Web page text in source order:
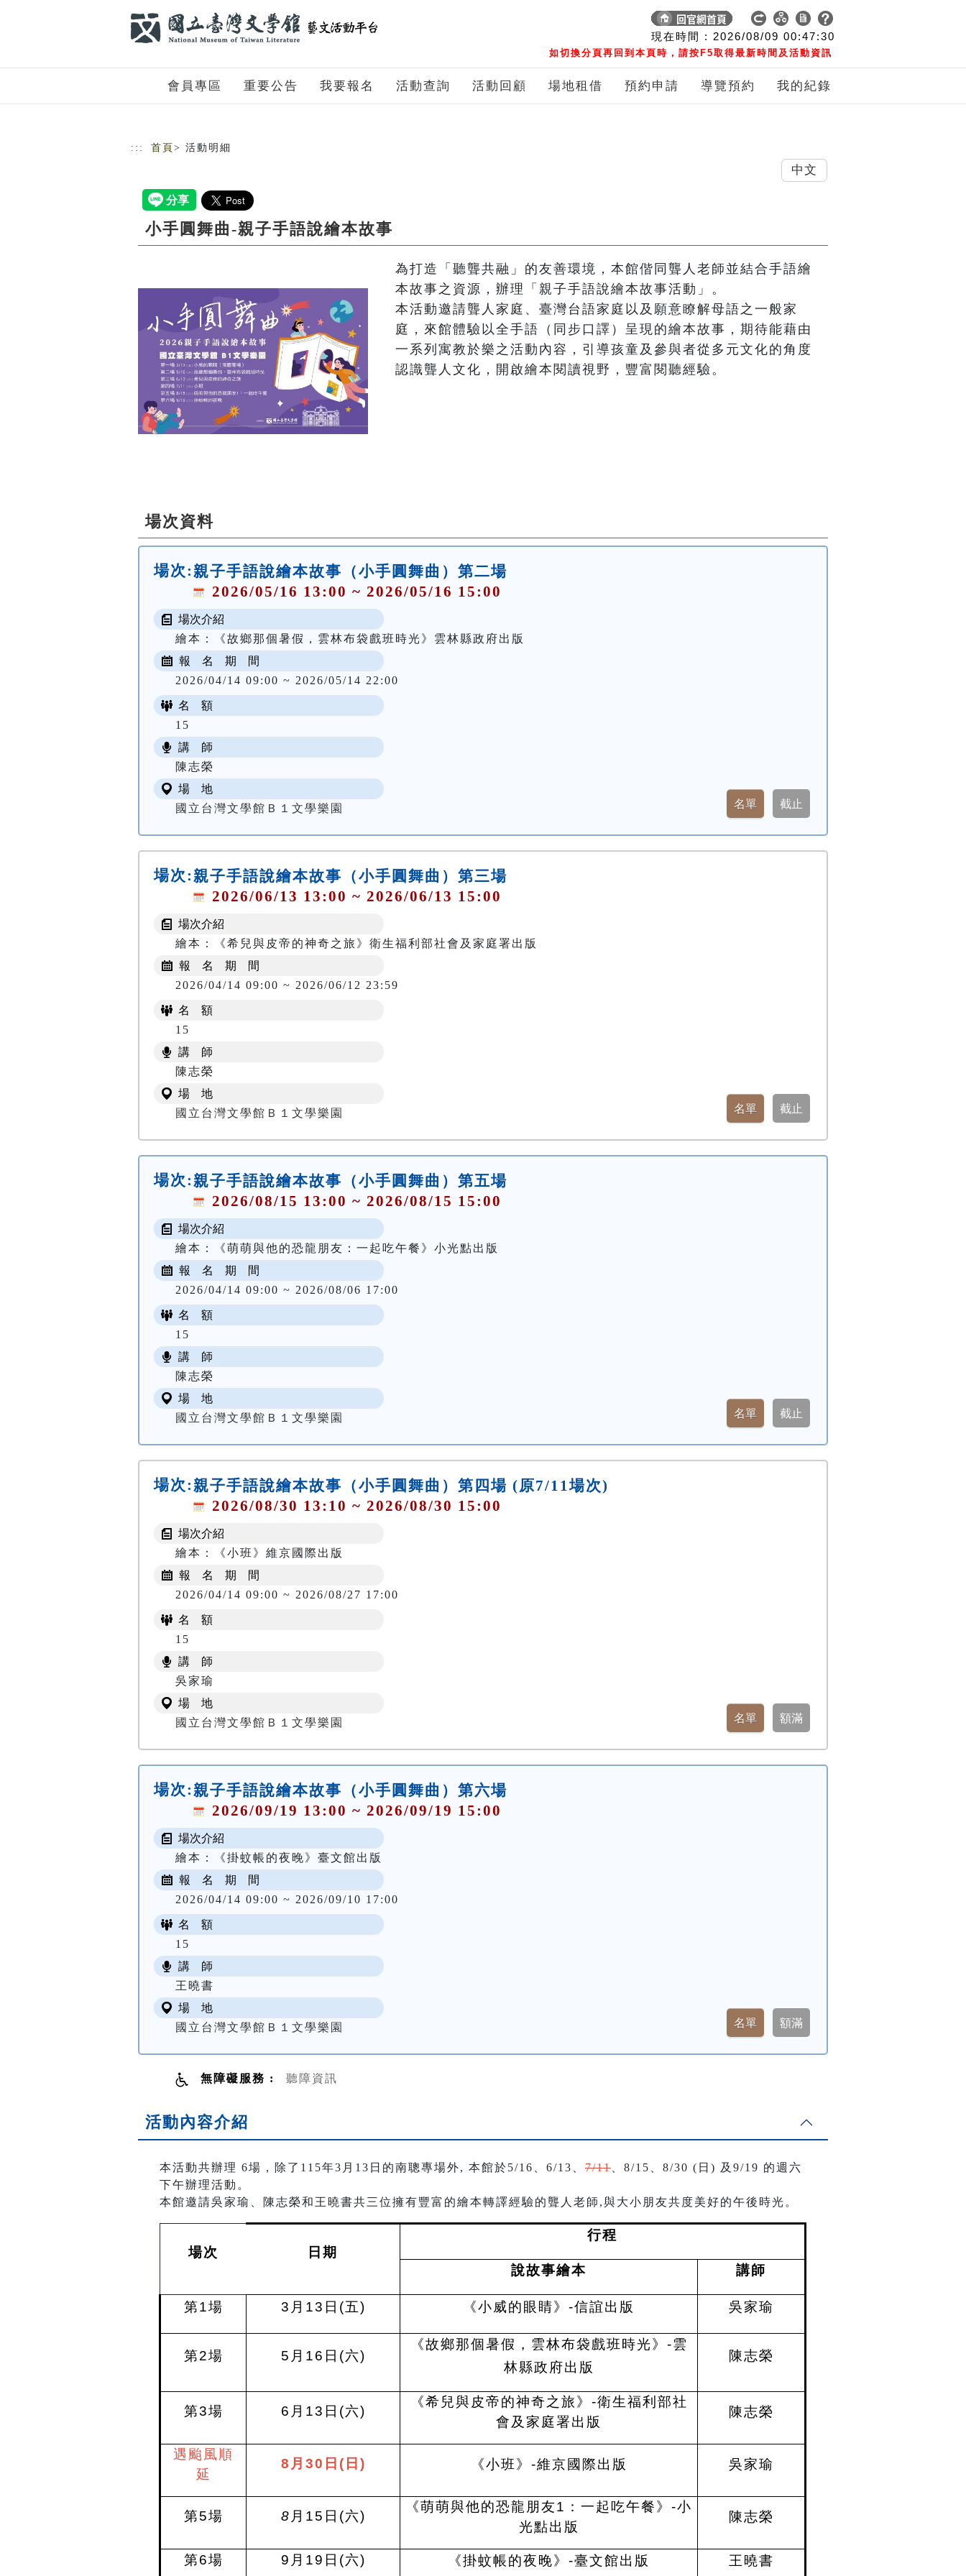
現在時間 : 2026/08/09 00:47:31
如切換分頁再回到本頁時，請按F5取得最新時間及活動資訊
會員專區 重要公告 我要報名 活動查詢 活動回顧 場地租借 預約申請 導覽預約 我的紀錄
::: 首頁 > 活動明細
小手圓舞曲-親子手語說繪本故事
為打造「聽聾共融」的友善環境，本館偕同聾人老師並結合手語繪
本故事之資源，辦理「親子手語說繪本故事活動」。
本活動邀請聾人家庭、臺灣台語家庭以及願意瞭解母語之一般家
庭，來館體驗以全手語（同步口譯）呈現的繪本故事，期待能藉由
一系列寓教於樂之活動內容，引導孩童及參與者從多元文化的角度
場次資料
場次: 親子手語說繪本故事（小手圓舞曲）第二場
2026/05/16 13:00 ~ 2026/05/16 15:00
場次介紹
繪本：《故鄉那個暑假，雲林布袋戲班時光》雲林縣政府出版
報 名 期 間
2026/04/14 09:00 ~ 2026/05/14 22:00
名 額
15
講 師
陳志榮
場 地
國立台灣文學館Ｂ１文學樂園
場次: 親子手語說繪本故事（小手圓舞曲）第三場
2026/06/13 13:00 ~ 2026/06/13 15:00
場次介紹
繪本：《希兒與皮帝的神奇之旅》衛生福利部社會及家庭署出版
報 名 期 間
2026/04/14 09:00 ~ 2026/06/12 23:59
名 額
15
講 師
陳志榮
場 地
國立台灣文學館Ｂ１文學樂園
場次: 親子手語說繪本故事（小手圓舞曲）第五場
2026/08/15 13:00 ~ 2026/08/15 15:00
場次介紹
繪本：《萌萌與他的恐龍朋友：一起吃午餐》小光點出版
報 名 期 間
2026/04/14 09:00 ~ 2026/08/06 17:00
名 額
15
講 師
陳志榮
場 地
國立台灣文學館Ｂ１文學樂園
場次: 親子手語說繪本故事（小手圓舞曲）第四場 (原7/11場次)
2026/08/30 13:10 ~ 2026/08/30 15:00
場次介紹
繪本：《小班》維京國際出版
報 名 期 間
2026/04/14 09:00 ~ 2026/08/27 17:00
名 額
15
講 師
吳家瑜
場 地
國立台灣文學館Ｂ１文學樂園
場次: 親子手語說繪本故事（小手圓舞曲）第六場
2026/09/19 13:00 ~ 2026/09/19 15:00
場次介紹
繪本：《掛蚊帳的夜晚》臺文館出版
報 名 期 間
2026/04/14 09:00 ~ 2026/09/10 17:00
名 額
15
講 師
王曉書
場 地
國立台灣文學館Ｂ１文學樂園
無障礙服務 : 聽障資訊
活動內容介紹
本活動共辦理 6場，除了115年3月13日的南聰專場外, 本館於5/16、6/13、 7/11 、8/15、8/30 (日) 及9/19 的週六
下午辦理活動。
本館邀請吳家瑜、陳志榮和王曉書共三位擁有豐富的繪本轉譯經驗的聾人老師,與大小朋友共度美好的午後時光。
場次 日期
行程
說故事繪本 講師
第1場 3 月13日(五) 《小威的眼睛》-信誼出版 吳家瑜
第2場 5 月16日(六)
《故鄉那個暑假，雲林布袋戲班時光》-雲
林縣政府出版
陳志榮
第3場 6 月13日(六)
《希兒與皮帝的神奇之旅》-衛生福利部社
會及家庭署出版
陳志榮
遇颱風順
延
8月30日(日) 《小班》-維京國際出版 吳家瑜
第5場 8 月15日(六)
《萌萌與他的恐龍朋友1：一起吃午餐》 -小
光點出版
陳志榮
第6場 9 月19日(六) 《掛蚊帳的夜晚》-臺文館出版 王曉書